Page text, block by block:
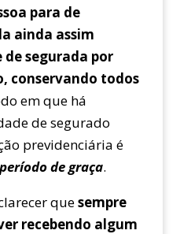
para de
ainda assim
segurada por
conservando todos
em que há
de segurado
previdenciária é
período de graça.
quesempre
recebendo algum